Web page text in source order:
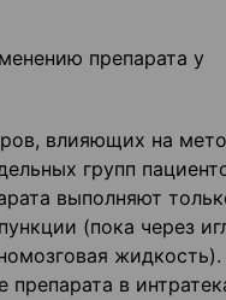
препарата у
влияющих на
групп
выполняют
(пока через
в